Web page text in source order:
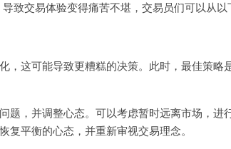
致交易体验变得痛苦不堪，交易员们可以从以
，这可能导致更糟糕的决策。此时，最佳策略
题，并调整心态。可以考虑暂时远离市场，进
平衡的心态，并重新审视交易理念。